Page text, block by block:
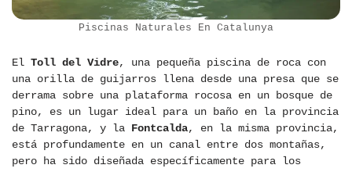
Piscinas Naturales En Catalunya
El Toll del Vidre, una pequeña piscina de roca con
una orilla de guijarros llena desde una presa que se
derrama sobre una plataforma rocosa en un bosque de
pino, es un lugar ideal para un baño en la provincia
de Tarragona, y la Fontcalda, en la misma provincia,
está profundamente en un canal entre dos montañas,
pero ha sido diseñada específicamente para los